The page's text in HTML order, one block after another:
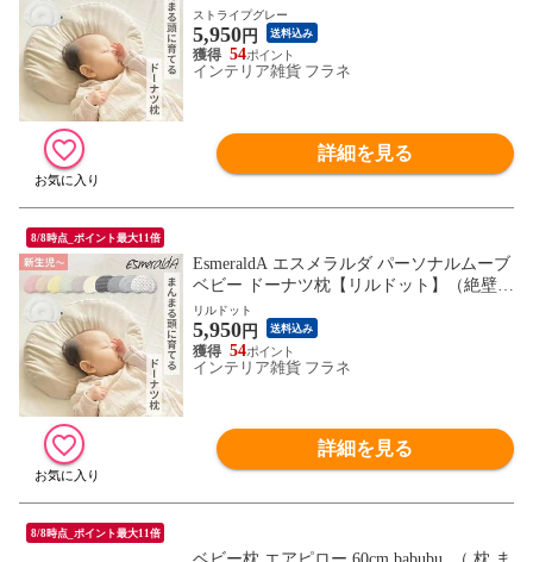
（絶壁防止 向き癖防止 高さ調節 寝汗 通気
性抜群 日本製 綿100% ベビー枕）【送料無
料】
ストライプグレー
5,950円 送料込み
54
インテリア雑貨 フラネ
詳細を見る
8/8時点_ポイント最大11倍
EsmeraldA エスメラルダ パーソナルムーブ
ベビー ドーナツ枕【リルドット】（絶壁防
止 向き癖防止 高さ調節 寝汗 通気性抜群
日本製 綿100% ベビー枕）【送料無料】
リルドット
5,950円 送料込み
54
インテリア雑貨 フラネ
詳細を見る
8/8時点_ポイント最大11倍